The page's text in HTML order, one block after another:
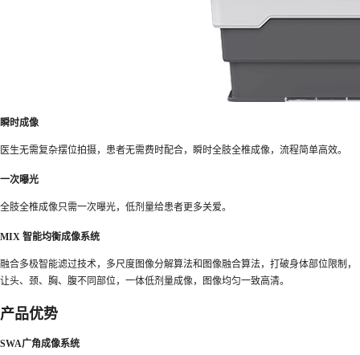
瞬时成像
医生无需复杂摆位拍摄，患者无需费时配合，瞬时全肢全椎成像，流程简单高效。
一次曝光
全肢全椎成像只需一次曝光，低剂量给患者更多关爱。
MIX 智能均衡成像系统
融合多极智能滤过技术，多尺度图像分解算法和图像融合算法，打破身体部位限制，
让头、颈、胸、腹不同部位，一体低剂量成像，图像均匀一致高清。
产品优势
SWA广角成像系统